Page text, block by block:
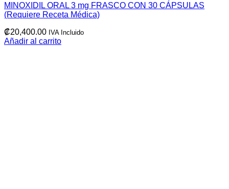
MINOXIDIL ORAL 3 mg FRASCO CON 30 CÁPSULAS
(Requiere Receta Médica)
₡20,400.00 IVA Incluido
Añadir al carrito